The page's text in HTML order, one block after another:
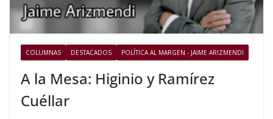
COLUMNAS DESTACADOS POLÍTICA AL MARGEN - JAIME ARIZMENDI
A la Mesa: Higinio y Ramírez
Cuéllar